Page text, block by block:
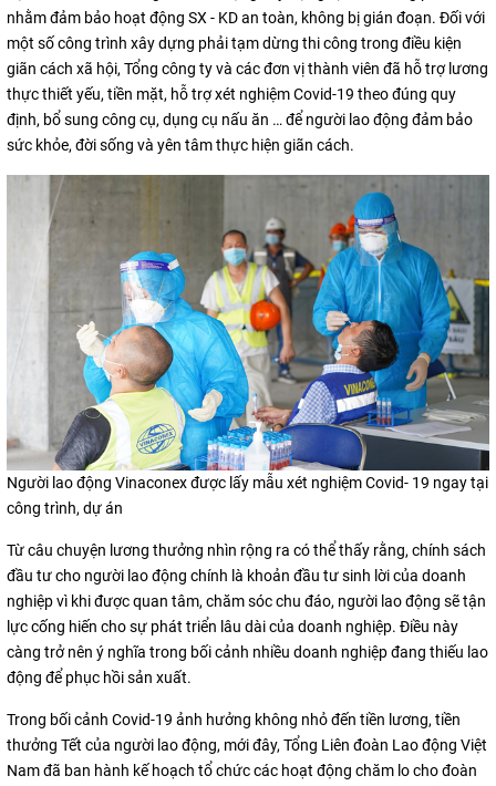
nhằm đảm bảo hoạt động SX - KD an toàn, không bị gián đoạn. Đối với
một số công trình xây dựng phải tạm dừng thi công trong điều kiện
giãn cách xã hội, Tổng công ty và các đơn vị thành viên đã hỗ trợ lương
thực thiết yếu, tiền mặt, hỗ trợ xét nghiệm Covid-19 theo đúng quy
định, bổ sung công cụ, dụng cụ nấu ăn … để người lao động đảm bảo
sức khỏe, đời sống và yên tâm thực hiện giãn cách.
Người lao động Vinaconex được lấy mẫu xét nghiệm Covid- 19 ngay tại
công trình, dự án
Từ câu chuyện lương thưởng nhìn rộng ra có thể thấy rằng, chính sách
đầu tư cho người lao động chính là khoản đầu tư sinh lời của doanh
nghiệp vì khi được quan tâm, chăm sóc chu đáo, người lao động sẽ tận
lực cống hiến cho sự phát triển lâu dài của doanh nghiệp. Điều này
càng trở nên ý nghĩa trong bối cảnh nhiều doanh nghiệp đang thiếu lao
động để phục hồi sản xuất.
Trong bối cảnh Covid-19 ảnh hưởng không nhỏ đến tiền lương, tiền
thưởng Tết của người lao động, mới đây, Tổng Liên đoàn Lao động Việt
Nam đã ban hành kế hoạch tổ chức các hoạt động chăm lo cho đoàn